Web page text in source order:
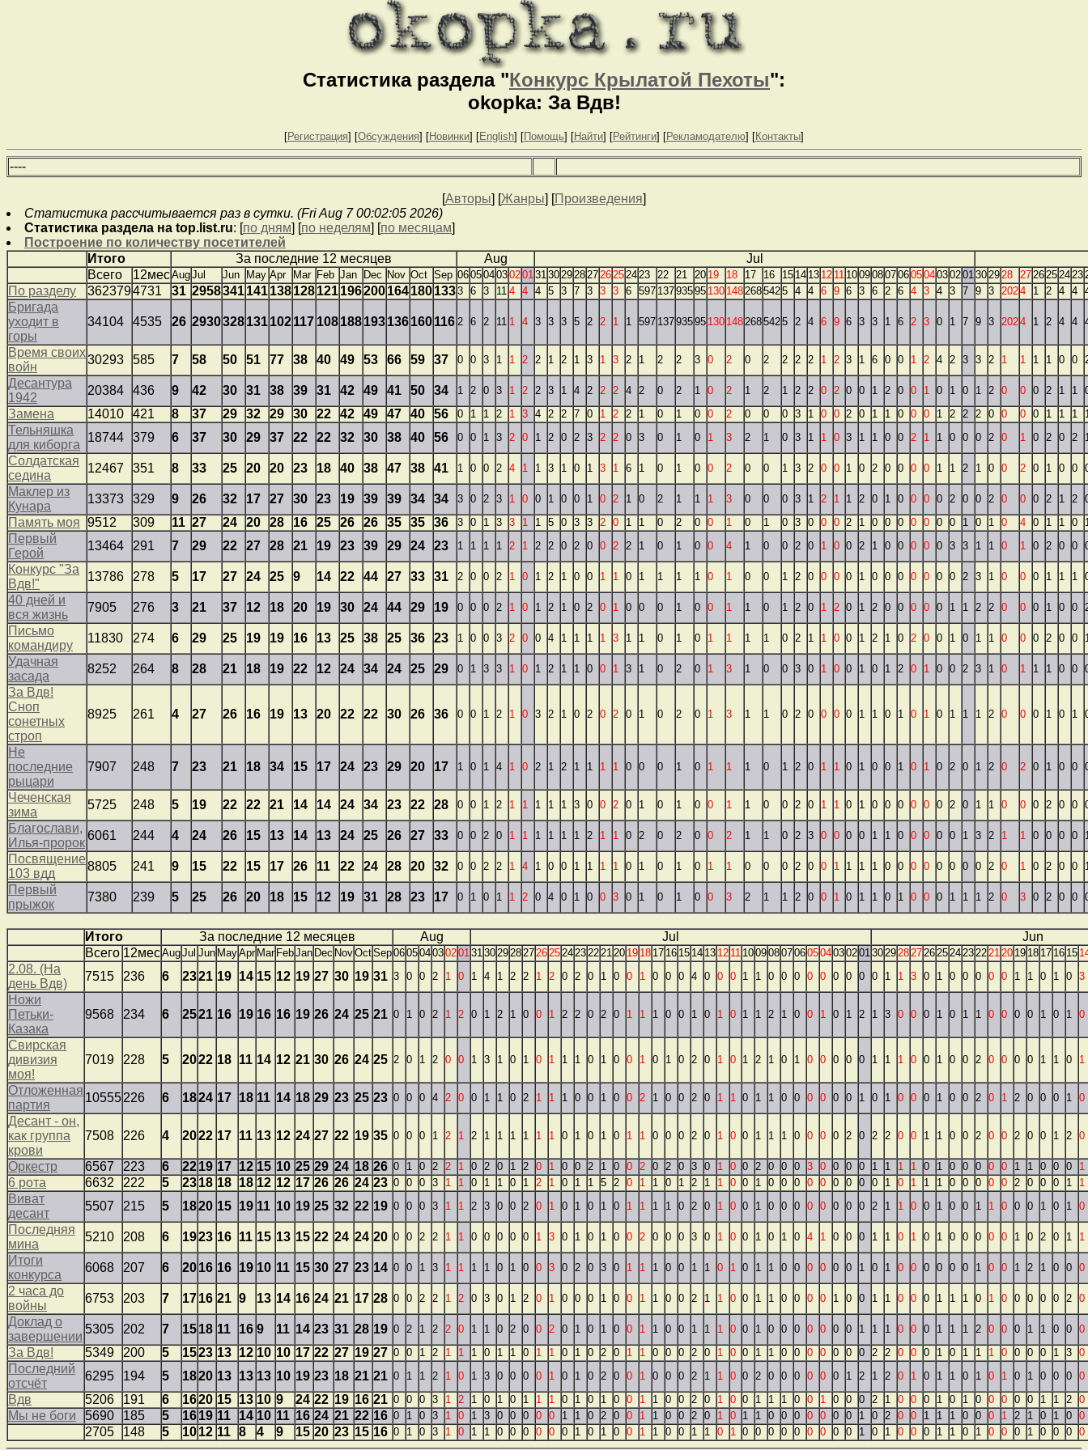
Статистика раздела "Конкурс Крылатой Пехоты":
okopka: За Вдв!
[Регистрация] [Обсуждения] [Новинки] [English] [Помощь] [Найти] [Рейтинги] [Рекламодателю] [Контакты]
----
[Авторы] [Жанры] [Произведения]
Статистика рассчитывается раз в сутки. (Fri Aug 7 00:02:05 2026)
Статистика раздела на top.list.ru: [по дням] [по неделям] [по месяцам]
Построение по количеству посетителей
Итого
За последние 12 месяцев Aug
Jul
Всего
12месAugJul Jun May Apr Mar Feb Jan Dec Nov Oct Sep 060504030201 31 30 29 28 27 26 25 24 23 22 21 20 19 18 17 16 15 14 13 12 11 10090807060504030201 30 29 28 27 26 25 24 23
По разделу 3623794731 31 29583411411381281211962001641801333 6 3 11 4 4 4 5 3 7 3 3 3 6 597 13793595 130 148 2685425 4 4 6 9 6 3 6 2 6 4 3 4 3 7 9 3 2024 1 2 4 4
Бригада
уходит в
горы
34104 4535 26 2930328131102117 108188193136160116 2 6 2 11 1 4 3 3 3 5 2 2 1 1 597 13793595 130 148 2685425 2 4 6 9 6 3 3 1 6 2 3 0 1 7 9 3 2024 1 2 4 4
Время своих
войн
30293 585 7 58 50 51 77 38 40 49 53 66 59 37 0 0 3 1 1 2 2 1 2 1 3 1 3 2 1 2 2 3 0 2 0 2 2 2 2 1 2 3 1 6 0 0 1 2 4 2 3 3 2 1 1 1 1 0 0
Десантура
1942
20384 436 9 42 30 31 38 39 31 42 49 41 50 34 1 2 0 3 1 2 2 3 1 4 2 2 2 4 2 0 2 1 0 2 1 2 1 2 2 0 2 0 0 1 2 0 0 1 0 1 0 1 2 0 0 0 2 1 1
Замена 14010 421 8 37 29 32 29 30 22 42 49 47 40 56 0 1 1 2 1 3 4 2 2 7 0 1 2 2 1 0 1 0 0 2 0 0 0 3 1 0 0 2 0 1 1 0 0 0 1 2 2 2 0 0 0 0 1 1 1
Тельняшка
для киборга
18744 379 6 37 30 29 37 22 22 32 30 38 40 56 0 0 1 3 2 0 1 2 0 2 3 2 2 0 3 0 1 0 1 3 2 1 0 3 1 1 0 3 1 1 0 0 2 1 1 0 0 0 2 0 1 0 2 0 2
Солдатская
седина
12467 351 8 33 25 20 20 23 18 40 38 47 38 41 1 0 0 2 4 1 1 3 1 0 1 3 1 6 1 0 1 0 0 2 0 0 1 3 2 0 0 1 0 2 0 0 0 0 1 1 2 1 0 0 2 0 1 0 0
Маклер из
Кунара
13373 329 9 26 32 17 27 30 23 19 39 39 34 34 3 0 2 3 1 0 0 1 0 0 1 0 2 1 0 2 1 1 1 3 0 0 0 3 1 2 1 1 2 0 1 0 0 0 0 2 0 0 2 0 0 0 2 1 2
Память моя 9512 309 11 27 24 20 28 16 25 26 26 35 35 36 3 0 1 3 3 1 1 5 0 3 3 2 0 1 1 0 2 0 0 1 0 1 0 3 0 0 0 2 1 0 0 0 0 0 0 0 1 0 1 0 4 0 1 1 0
Первый
Герой
13464 291 7 29 22 27 28 21 19 23 39 29 24 23 1 1 1 1 2 1 2 2 0 2 0 0 2 2 1 0 1 0 0 4 1 0 0 2 0 1 0 0 2 1 0 0 0 0 0 3 3 1 1 0 1 0 2 0 0
Конкурс "За
Вдв!"
13786 278 5 17 27 24 25 9 14 22 44 27 33 31 2 0 0 2 1 0 1 2 1 0 0 1 1 0 1 1 1 1 0 1 0 0 1 2 0 0 0 0 1 0 0 0 0 0 0 0 2 3 1 0 0 0 1 1 1
40 дней и
вся жизнь
7905 276 3 21 37 12 18 20 19 30 24 44 29 19 0 0 0 2 1 0 1 2 1 0 2 0 1 0 0 0 1 0 0 1 1 0 1 2 0 1 2 0 1 2 0 0 0 0 0 1 1 2 2 0 0 0 1 0 0
Письмо
командиру
11830 274 6 29 25 19 19 16 13 25 38 25 36 23 1 0 0 3 2 0 0 4 1 1 1 1 3 1 1 0 1 0 1 1 1 1 0 2 1 1 0 0 1 2 1 0 2 0 0 1 0 1 1 0 0 0 2 0 0
Удачная
засада
8252 264 8 28 21 18 19 22 12 24 34 24 25 29 0 1 3 3 1 0 1 2 1 1 0 0 1 3 1 0 2 0 1 3 1 0 0 3 0 1 0 0 1 0 1 2 0 1 0 0 2 3 1 0 1 1 1 0 0
За Вдв!
Сноп
сонетных
строп
8925 261 4 27 26 16 19 13 20 22 22 30 26 36 0 0 1 2 1 0 3 2 1 0 2 0 2 0 1 0 2 0 1 3 1 1 0 2 0 0 0 0 1 1 0 1 0 1 0 1 1 1 2 0 0 0 1 0 1
Не
последние
рыцари
7907 248 7 23 21 18 34 15 17 24 23 29 20 17 1 0 1 4 1 0 2 1 2 1 1 1 1 0 0 0 1 0 1 1 1 0 1 2 0 1 1 0 1 0 0 1 0 1 0 2 0 1 2 0 2 0 1 0 0
Чеченская
зима
5725 248 5 19 22 22 21 14 14 24 34 23 22 28 0 0 1 2 1 1 1 1 1 3 0 0 2 0 1 0 1 0 0 1 1 0 0 2 0 1 1 0 1 0 0 0 0 0 0 2 0 1 1 0 0 0 2 0 0
Благослави,
Илья-пророк
6061 244 4 24 26 15 13 14 13 24 25 26 27 33 0 0 2 0 1 1 1 1 1 1 2 1 1 0 2 0 2 0 0 2 1 1 0 2 3 0 0 0 0 1 1 0 0 0 0 0 1 3 2 1 1 0 0 0 0
Посвящение
103 вдд
8805 241 9 15 22 15 17 26 11 22 24 28 20 32 0 0 2 2 1 4 1 0 0 1 1 1 1 0 1 0 1 0 1 1 0 0 0 2 0 0 1 1 1 1 0 0 0 0 0 0 0 0 2 0 1 0 2 0 0
Первый
прыжок
7380 239 5 25 26 20 18 15 12 19 31 28 23 17 0 1 0 1 1 2 0 4 0 1 0 0 3 0 1 0 1 0 0 3 2 1 1 2 0 0 1 0 1 1 0 1 0 0 0 1 1 1 2 0 3 0 2 0 0
Итого За последние 12 месяцев Aug Jul
Jun
Всего 12месAugJul Jun MayApr Mar FebJan Dec NovOctSep060504030201 31 30 29 28 27 26 25 24 23 22 21 20 19 18 17 16 15 14 13 12 11 10090807060504030201 30 29 28 27 26 25 24 23 22 21 20 19 18 17 16 15
2.08. (На
день Вдв)
7515 236 6 2321 19 14 15 12 19 27 30 19 31 3 0 0 2 1 0 1 4 1 2 2 1 2 0 2 0 1 0 0 1 0 0 0 4 0 0 0 1 1 0 0 0 0 0 0 0 0 0 1 1 3 0 1 0 0 0 0 0 1 1 0 1 0 3
Ножи
Петьки-
Казака
9568 234 6 2521 16 19 16 16 19 26 24 25 21 0 1 0 2 1 2 0 1 2 1 0 0 1 2 2 0 2 0 1 1 1 0 0 1 0 1 0 1 1 2 1 0 0 1 0 1 2 1 3 0 0 0 1 0 1 1 0 0 0 0 1 0 1 0
Свирская
дивизия
моя!
7019 228 5 2022 18 11 14 12 21 30 26 24 25 2 0 1 2 0 0 1 3 1 0 1 0 1 1 1 0 1 0 0 1 0 1 0 2 0 1 0 1 2 1 0 1 0 0 0 0 0 1 1 1 0 0 1 0 0 2 0 0 0 0 1 1 0 1
Отложенная
партия
10555226 6 1824 17 18 11 14 18 29 23 25 23 0 0 0 4 2 0 0 1 1 0 2 1 1 1 0 0 1 0 0 2 1 0 0 2 0 1 1 0 1 1 0 0 0 0 0 0 1 0 1 0 0 0 1 0 0 2 0 1 2 0 0 0 1 0
Десант - он,
как группа
крови
7508 226 4 2022 17 11 13 12 24 27 22 19 35 0 0 0 1 2 1 2 1 1 1 1 1 1 0 1 0 1 0 1 1 0 0 0 2 0 1 0 0 1 1 1 0 0 0 0 2 0 2 2 0 0 1 1 0 0 2 0 0 2 0 0 1 2 0
Оркестр 6567 223 6 2219 17 12 15 10 25 29 24 18 26 0 1 0 2 2 1 0 2 0 1 2 0 1 0 0 2 1 0 0 2 0 2 0 3 0 1 0 0 2 0 0 0 3 0 0 0 0 1 1 1 1 0 1 0 0 0 0 0 1 1 0 0 0 1
6 рота 6632 222 5 2318 18 18 12 12 17 26 26 24 23 0 0 0 3 1 1 0 1 1 0 1 2 1 0 1 1 5 2 0 1 1 0 1 2 1 1 0 0 1 0 0 0 0 0 0 0 0 0 1 0 1 1 1 0 0 0 0 0 2 0 0 0 1 1
Виват
десант
5507 215 5 1820 15 19 11 10 19 25 32 22 19 0 0 0 3 1 1 2 3 0 0 2 0 1 0 1 0 1 0 1 1 1 1 0 2 0 1 0 0 1 0 0 0 0 0 0 0 0 2 1 1 0 0 1 0 0 1 1 0 0 0 1 0 1 0
Последняя
мина
5210 208 6 1923 16 11 15 13 15 22 24 24 20 0 0 2 2 1 1 0 0 0 0 0 1 3 0 1 0 1 0 0 2 0 0 0 3 0 1 0 0 1 0 1 0 4 1 0 0 0 1 1 0 1 0 1 0 0 0 0 0 1 0 2 0 1 1
Итоги
конкурса
6068 207 6 2016 16 19 10 11 15 30 27 23 14 0 0 1 3 1 1 1 1 0 1 0 0 3 0 2 0 3 0 1 1 1 0 0 1 1 0 1 0 1 1 0 0 0 0 0 0 1 0 1 0 0 0 0 0 0 1 0 0 1 2 1 0 0 0
2 часа до
войны
6753 203 7 1716 21 9 13 14 16 24 21 17 28 0 0 2 2 1 2 0 3 0 1 2 0 1 0 0 0 1 0 0 1 1 0 0 2 1 1 0 0 1 1 0 0 0 0 1 0 0 1 1 0 0 0 1 1 1 0 1 0 0 0 0 0 2 0
Доклад о
завершении
5305 202 7 1518 11 16 9 11 14 23 31 28 19 0 2 1 2 2 0 1 1 0 2 0 0 2 0 1 0 1 0 0 1 1 0 0 1 1 1 0 0 1 0 0 0 0 0 0 0 1 1 1 0 0 0 1 1 1 2 0 0 0 1 1 0 0 0
За Вдв! 5349 200 5 1523 13 12 10 10 17 22 27 19 27 0 0 1 2 1 1 1 0 1 1 0 1 1 0 1 0 2 0 1 1 0 0 0 2 0 1 0 0 1 1 0 0 0 0 0 0 0 2 2 0 0 0 1 0 1 1 1 0 0 0 0 1 3 0
Последний
отсчёт
6295 194 5 1820 13 13 13 10 19 23 18 21 21 0 1 1 2 1 0 1 3 0 0 0 0 1 0 1 0 2 0 0 1 0 0 0 2 1 1 0 0 2 0 0 0 0 0 0 1 2 1 2 0 1 0 1 1 0 1 0 1 0 1 0 0 0 0
Вдв 5206 191 6 1620 15 13 10 9 24 22 19 16 21 0 0 0 3 1 2 1 0 1 0 1 1 1 0 1 0 1 0 0 1 1 0 0 2 0 1 0 0 1 1 1 0 0 1 0 0 0 2 1 0 0 0 1 0 1 0 0 0 0 0 1 1 2 0
Мы не боги 5690 185 5 1619 11 14 10 11 16 24 21 22 16 0 1 0 3 1 0 1 3 0 0 0 0 0 1 1 0 2 0 0 1 1 0 0 2 0 1 0 1 1 0 0 0 0 0 0 0 1 0 2 0 0 1 1 1 0 0 0 1 2 1 0 1 0 0
2705 148 5 1012 11 8 4 9 15 20 23 15 16 0 1 0 3 1 0 1 1 0 0 0 0 0 0 1 0 1 0 0 1 1 0 0 1 1 0 1 0 0 0 0 0 0 0 0 0 1 0 1 0 0 0 1 1 0 1 0 0 0 1 0 0 0 0